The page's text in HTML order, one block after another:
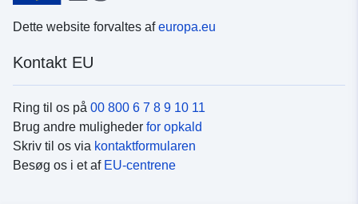
Dette website forvaltes afeuropa.eu
Kontakt EU
Ring til os på 00 800 6 7 8 9 10 11
Brug andre muligheder for opkald
Skriv til os via kontaktformularen
Besøg os i et af EU-centrene